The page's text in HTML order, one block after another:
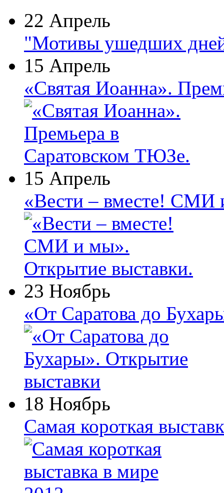
22 Апрель
"Мотивы ушедших
15 Апрель
«Святая Иоанна».
15 Апрель
«Вести – вместе! СМИ
23 Ноябрь
«От Саратова до
18 Ноябрь
Самая короткая